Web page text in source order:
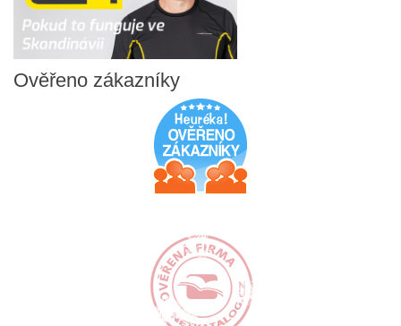
Ověřeno zákazníky